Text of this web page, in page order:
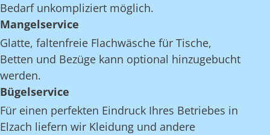
Bedarf unkompliziert möglich.
Mangelservice
Glatte, faltenfreie Flachwäsche für Tische,
Betten und Bezüge kann optional hinzugebucht
werden.
Bügelservice
Für einen perfekten Eindruck Ihres Betriebes in
Elzach liefern wir Kleidung und andere